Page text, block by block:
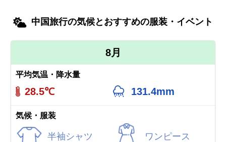
中国旅行の気候とおすすめの服装・イベント
8月
平均気温・降水量
28.5℃ 131.4mm
気候・服装
半袖シャツ ワンピース